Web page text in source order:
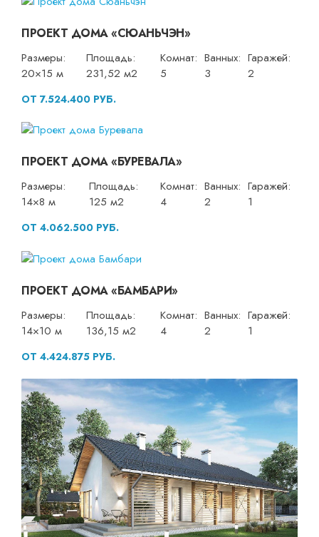
ПРОЕКТ ДОМА «СЮАНЬЧЭН»
Размеры:
20×15 м
Площадь:
231,52 м2
Комнат:
5
Ванных:
3
Гаражей:
2
ОТ 7.524.400 РУБ.
ПРОЕКТ ДОМА «БУРЕВАЛА»
Размеры:
14×8 м
Площадь:
125 м2
Комнат:
4
Ванных:
2
Гаражей:
1
ОТ 4.062.500 РУБ.
ПРОЕКТ ДОМА «БАМБАРИ»
Размеры:
14×10 м
Площадь:
136,15 м2
Комнат:
4
Ванных:
2
Гаражей:
1
ОТ 4.424.875 РУБ.